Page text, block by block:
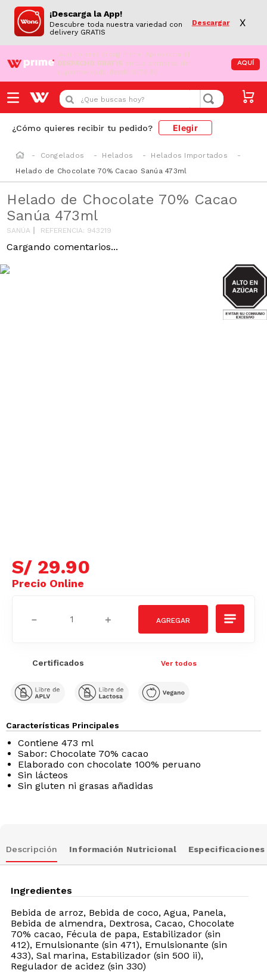
¡Descarga la App!
Descubre toda nuestra variedad con
delivery GRATIS
Descargar X
¡Aún no eres Wong Prime! Aprovecha el
DESPACHO GRATIS en tus compras de
supermercado desde S/79.90
AQUÍ
¿Que buscas hoy?
¿Cómo quieres recibir tu pedido? Elegir
Congelados Helados
Helados Importados
Helado de Chocolate 70% Cacao Sanúa 473ml
Helado de Chocolate 70% Cacao
Sanúa 473ml
SANÚA REFERENCIA: 943219
Cargando comentarios...
AZUCAR
S/ 29.90
＋
－
Certificados Ver todos
Características Principales
Contiene 473 ml
Sabor: Chocolate 70% cacao
Elaborado con chocolate 100% peruano
Sin lácteos
Sin gluten ni grasas añadidas
Descripción Información Nutricional Especificaciones
Ingredientes
Bebida de arroz, Bebida de coco, Agua, Panela,
Bebida de almendra, Dextrosa, Cacao, Chocolate
70% cacao, Fécula de papa, Estabilizador (sin
412), Emulsionante (sin 471), Emulsionante (sin
433), Sal marina, Estabilizador (sin 500 ii),
Regulador de acidez (sin 330)